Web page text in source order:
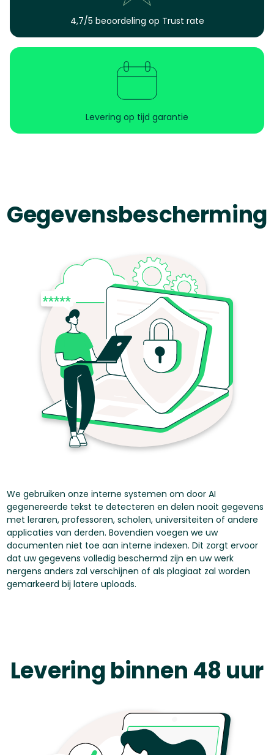
4,7/5 beoordeling op Trust rate
Levering op tijd garantie
Gegevensbescherming
We gebruiken onze interne systemen om door AI
gegenereerde tekst te detecteren en delen nooit gegevens
met leraren, professoren, scholen, universiteiten of andere
applicaties van derden. Bovendien voegen we uw
documenten niet toe aan interne indexen. Dit zorgt ervoor
dat uw gegevens volledig beschermd zijn en uw werk
nergens anders zal verschijnen of als plagiaat zal worden
gemarkeerd bij latere uploads.
Levering binnen 48 uur